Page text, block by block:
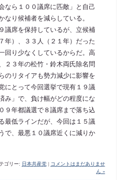
なら１００議席に匹敵」と自己
なり候補者を減らしている。
議席を保持しているが、立候補
年）、３３人（２１年）だった
回り少なくしているからだ。高
２３年の松竹・鈴木両氏除名問
のリタイアも勢力減少に影響を
にとって今回選挙で現有１９議
み」で、負け幅がどの程度にな
９年都議選で８議席まで落ち込
最低ラインだが、今回は１５議
で、最悪１０議席近くに減りか
ゴリー: 日本共産党|
コメントはまだありませ
ん »